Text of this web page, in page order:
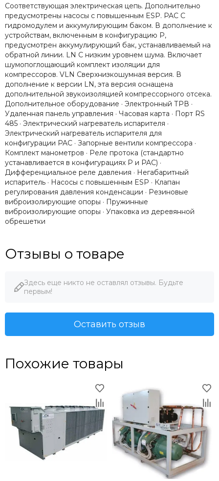
Соответствующая электрическая цепь. Дополнительно
предусмотрены насосы с повышенным ESP. PAC С
гидромодулем и аккумулирующим баком. В дополнение к
устройствам, включенным в конфигурацию P,
предусмотрен аккумулирующий бак, устанавливаемый на
обратной линии. LN С низким уровнем шума. Включает
шумопоглощающий комплект изоляции для
компрессоров. VLN Сверхнизкошумная версия. В
дополнение к версии LN, эта версия оснащена
дополнительной звукоизоляцией компрессорного отсека.
Дополнительное оборудование · Электронный ТРВ ·
Удаленная панель управления · Часовая карта · Порт RS
485 · Электрический нагреватель испарителя ·
Электрический нагреватель испарителя для
конфигурации PAC · Запорные вентили компрессора ·
Комплект манометров · Реле протока (стандартно
устанавливается в конфигурациях P и PAC) ·
Дифференциальное реле давления · Негабаритный
испаритель · Насосы с повышенным ESP · Клапан
регулирования давления конденсации · Резиновые
виброизолирующие опоры · Пружинные
виброизолирующие опоры · Упаковка из деревянной
обрешетки
Отзывы о товаре
Здесь еще никто не оставлял отзывы. Будьте
первым!
Оставить отзыв
Похожие товары